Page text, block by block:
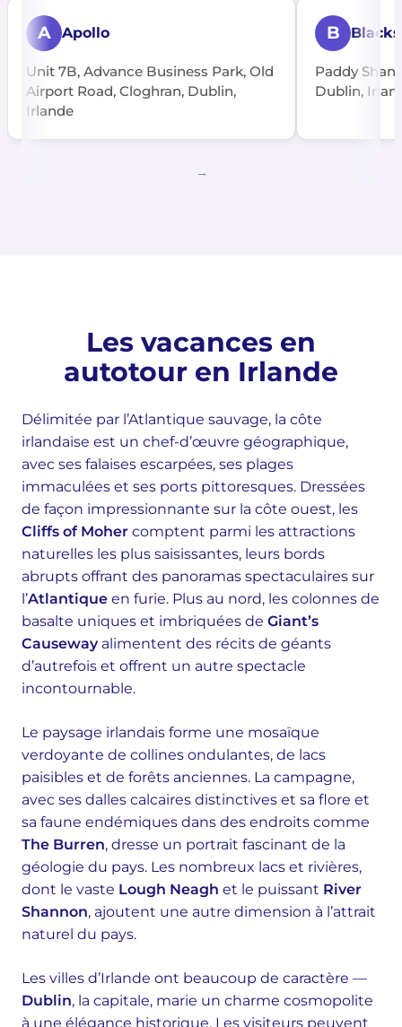
A Apollo
Unit 7B, Advance Business Park, Old
Airport Road, Cloghran, Dublin,
Irlande
B
Paddy
Dublin,
Les vacances en
autotour en Irlande
Délimitée par l’Atlantique sauvage, la côte
irlandaise est un chef-d’œuvre géographique,
avec ses falaises escarpées, ses plages
immaculées et ses ports pittoresques. Dressées
de façon impressionnante sur la côte ouest, les
Cliffs of Moher comptent parmi les attractions
naturelles les plus saisissantes, leurs bords
abrupts offrant des panoramas spectaculaires sur
l’Atlantique en furie. Plus au nord, les colonnes de
basalte uniques et imbriquées de Giant’s
Causewayalimentent des récits de géants
d’autrefois et offrent un autre spectacle
incontournable.
Le paysage irlandais forme une mosaïque
verdoyante de collines ondulantes, de lacs
paisibles et de forêts anciennes. La campagne,
avec ses dalles calcaires distinctives et sa flore et
sa faune endémiques dans des endroits comme
The Burren, dresse un portrait fascinant de la
géologie du pays. Les nombreux lacs et rivières,
dont le vaste Lough Neagh et le puissant River
Shannon, ajoutent une autre dimension à l’attrait
naturel du pays.
Les villes d’Irlande ont beaucoup de caractère —
Dublin, la capitale, marie un charme cosmopolite
à une élégance historique. Les visiteurs peuvent